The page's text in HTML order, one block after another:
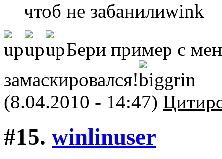
чтоб не забанилиwink
Бери пример с
замаскировался!
(8.04.2010 - 14:47)
#15. winlinuser